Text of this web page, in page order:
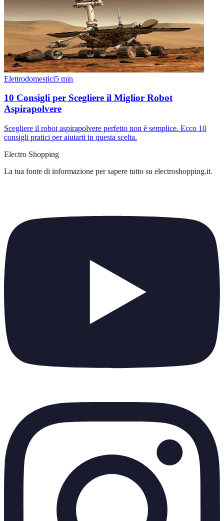
Elettrodomestici5 min
10 Consigli per Scegliere il Miglior Robot
Aspirapolvere
Scegliere il robot aspirapolvere perfetto non è semplice. Ecco 10
consigli pratici per aiutarti in questa scelta.
Electro Shopping
La tua fonte di informazione per sapere tutto su electroshopping.it.